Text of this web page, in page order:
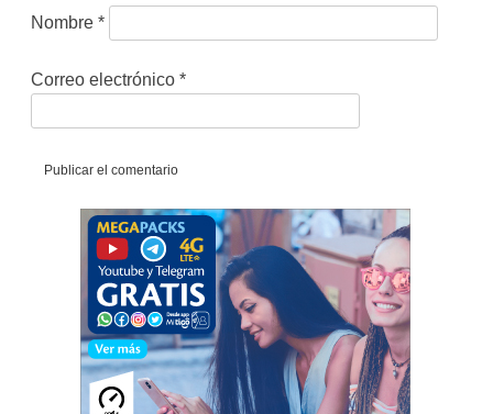
Nombre *
Correo electrónico *